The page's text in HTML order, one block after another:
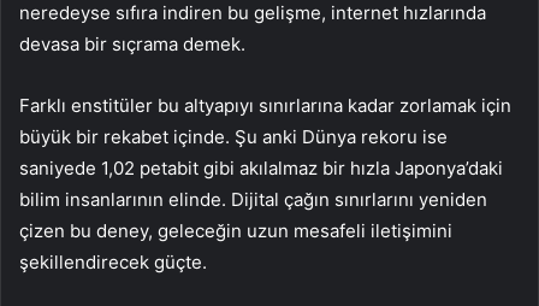
neredeyse sıfıra indiren bu gelişme, internet hızlarında
devasa bir sıçrama demek.
Farklı enstitüler bu altyapıyı sınırlarına kadar zorlamak için
büyük bir rekabet içinde. Şu anki Dünya rekoru ise
saniyede 1,02 petabit gibi akılalmaz bir hızla Japonya’daki
bilim insanlarının elinde. Dijital çağın sınırlarını yeniden
çizen bu deney, geleceğin uzun mesafeli iletişimini
şekillendirecek güçte.